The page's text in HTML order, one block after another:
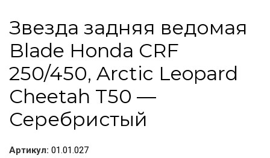
Звезда задняя ведомая
Blade Honda CRF
250/450, Arctic Leopard
Cheetah Т50 —
Серебристый
Артикул: 01.01.027